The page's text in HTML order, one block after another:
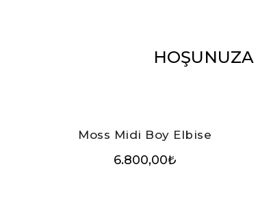
Moss Midi Boy Elbise
6.800,00₺